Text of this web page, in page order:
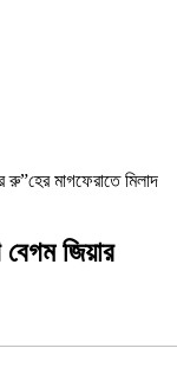
রু”হের মাগফেরাতে মিলাদ
জিয়ার